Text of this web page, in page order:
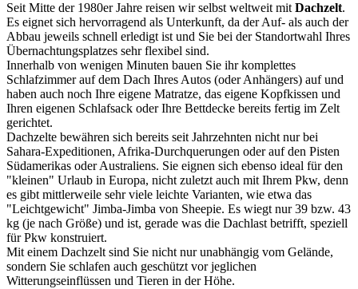
Seit Mitte der 1980er Jahre reisen wir selbst weltweit mit Dachzelt.
Es eignet sich hervorragend als Unterkunft, da der Auf- als auch der
Abbau jeweils schnell erledigt ist und Sie bei der Standortwahl Ihres
Übernachtungsplatzes sehr flexibel sind.
Innerhalb von wenigen Minuten bauen Sie ihr komplettes
Schlafzimmer auf dem Dach Ihres Autos (oder Anhängers) auf und
haben auch noch Ihre eigene Matratze, das eigene Kopfkissen und
Ihren eigenen Schlafsack oder Ihre Bettdecke bereits fertig im Zelt
gerichtet.
Dachzelte bewähren sich bereits seit Jahrzehnten nicht nur bei
Sahara-Expeditionen, Afrika-Durchquerungen oder auf den Pisten
Südamerikas oder Australiens. Sie eignen sich ebenso ideal für den
"kleinen" Urlaub in Europa, nicht zuletzt auch mit Ihrem Pkw, denn
es gibt mittlerweile sehr viele leichte Varianten, wie etwa das
"Leichtgewicht" Jimba-Jimba von Sheepie. Es wiegt nur 39 bzw. 43
kg (je nach Größe) und ist, gerade was die Dachlast betrifft, speziell
für Pkw konstruiert.
Mit einem Dachzelt sind Sie nicht nur unabhängig vom Gelände,
sondern Sie schlafen auch geschützt vor jeglichen
Witterungseinflüssen und Tieren in der Höhe.